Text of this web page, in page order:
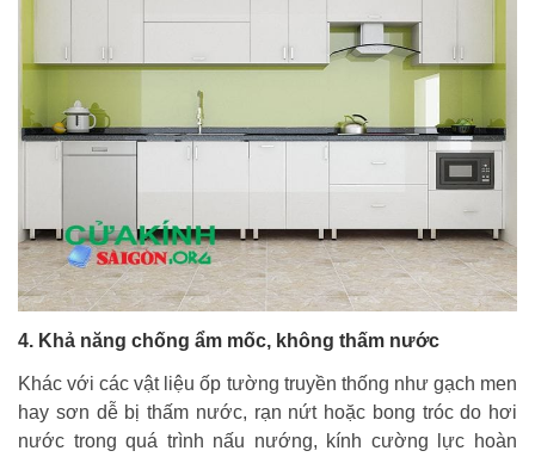
4. Khả năng chống ẩm mốc, không thấm nước
Khác với các vật liệu ốp tường truyền thống như gạch men
hay sơn dễ bị thấm nước, rạn nứt hoặc bong tróc do hơi
nước trong quá trình nấu nướng, kính cường lực hoàn